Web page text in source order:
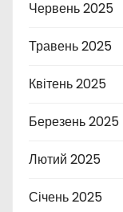
Червень 2025
Травень 2025
Квітень 2025
Березень 2025
Лютий 2025
Січень 2025